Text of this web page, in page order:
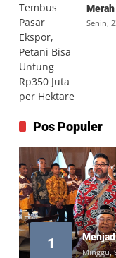
Merah
Petani
Senin,
Pos Populer
1 Minggu,